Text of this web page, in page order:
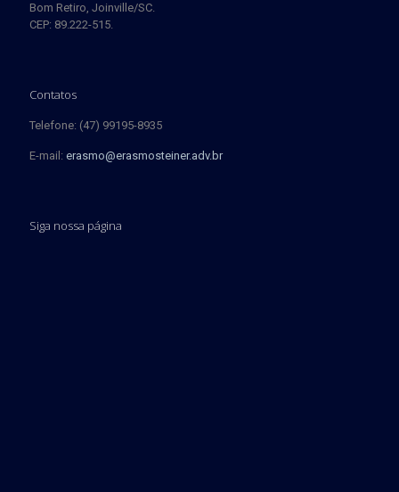
Bom Retiro, Joinville/SC.
CEP: 89.222-515.
Contatos
Telefone: (47) 99195-8935
E-mail: erasmo@erasmosteiner.adv.br
Siga nossa página